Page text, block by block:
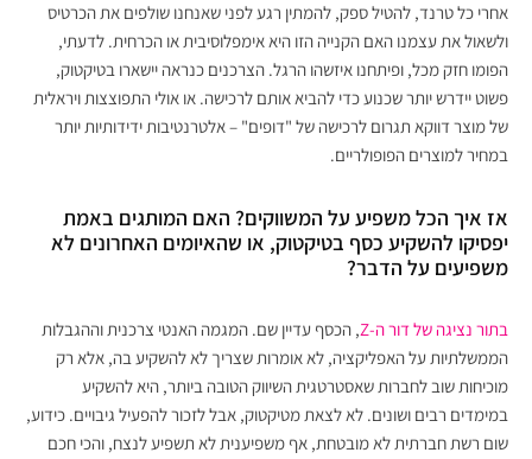
אחרי כל טרנד, להטיל ספק, להמתין רגע לפני שאנחנו שולפים את הכרטיס
ולשאול את עצמנו האם הקנייה הזו היא אימפלוסיבית או הכרחית. לדעתי,
הפומו חזק מכל, ופיתחנו איזשהו הרגל. הצרכנים כנראה יישארו בטיקטוק,
פשוט יידרש יותר שכנוע כדי להביא אותם לרכישה. או אולי התפוצצות ויראלית
של מוצר דווקא תגרום לרכישה של "דופים" – אלטרנטיבות ידידותיות יותר
במחיר למוצרים הפופולריים.
אז איך הכל משפיע על המשווקים? האם המותגים באמת
יפסיקו להשקיע כסף בטיקטוק, או שהאיומים האחרונים לא
משפיעים על הדבר?
בתור נציגה של דור ה-Z , הכסף עדיין שם. המגמה האנטי צרכנית וההגבלות
הממשלתיות על האפליקציה, לא אומרות שצריך לא להשקיע בה, אלא רק
מוכיחות שוב לחברות שאסטרטגית השיווק הטובה ביותר, היא להשקיע
במימדים רבים ושונים. לא לצאת מטיקטוק, אבל לזכור להפעיל גיבויים. כידוע,
שום רשת חברתית לא מובטחת, אף משפיענית לא תשפיע לנצח, והכי חכם